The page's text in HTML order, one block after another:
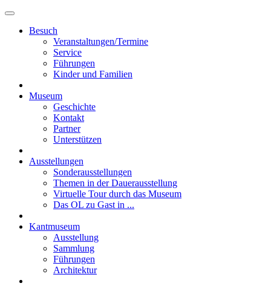
Besuch
Veranstaltungen/Termine
Service
Führungen
Kinder und Familien
Museum
Geschichte
Kontakt
Partner
Unterstützen
Ausstellungen
Sonderausstellungen
Themen in der Dauerausstellung
Virtuelle Tour durch das Museum
Das OL zu Gast in ...
Kantmuseum
Ausstellung
Sammlung
Führungen
Architektur